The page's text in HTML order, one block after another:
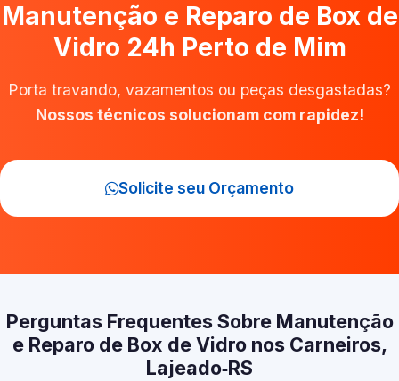
Manutenção e Reparo de Box de
Vidro 24h Perto de Mim
Porta travando, vazamentos ou peças desgastadas?
Nossos técnicos solucionam com rapidez!
Solicite seu Orçamento
Perguntas Frequentes Sobre Manutenção
e Reparo de Box de Vidro nos Carneiros,
Lajeado‑RS